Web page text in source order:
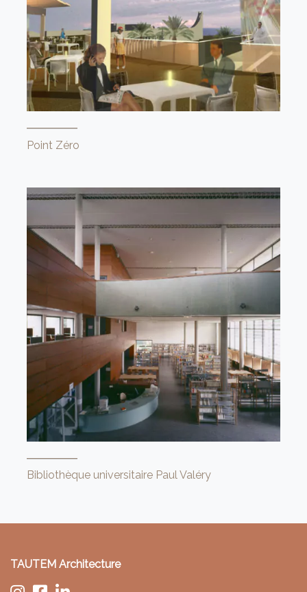
Point Zéro
Bibliothèque universitaire Paul Valéry
TAUTEM Architecture